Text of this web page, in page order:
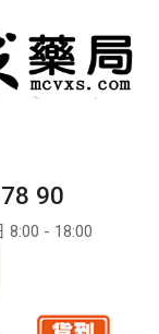
90
8:00 - 18:00